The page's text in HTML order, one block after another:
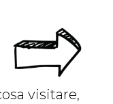
visitare,